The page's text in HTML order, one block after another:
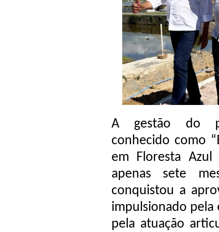
A gestão do
conhecido como
em Floresta
apenas sete
conquistou a
impulsionado pela
pela atuação